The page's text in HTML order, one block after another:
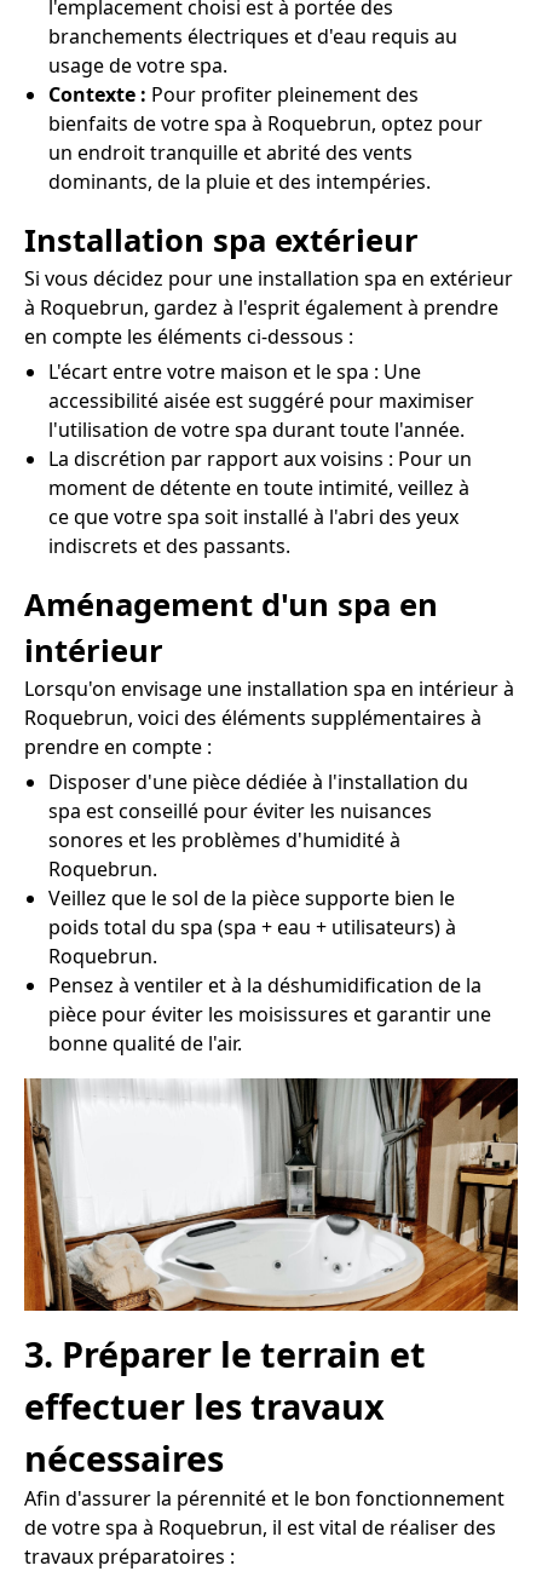
l'emplacement choisi est à portée des
branchements électriques et d'eau requis au
usage de votre spa.
Contexte : Pour profiter pleinement des
bienfaits de votre spa à Roquebrun, optez pour
un endroit tranquille et abrité des vents
dominants, de la pluie et des intempéries.
Installation spa extérieur
Si vous décidez pour une installation spa en extérieur
à Roquebrun, gardez à l'esprit également à prendre
en compte les éléments ci-dessous :
L'écart entre votre maison et le spa : Une
accessibilité aisée est suggéré pour maximiser
l'utilisation de votre spa durant toute l'année.
La discrétion par rapport aux voisins : Pour un
moment de détente en toute intimité, veillez à
ce que votre spa soit installé à l'abri des yeux
indiscrets et des passants.
Aménagement d'un spa en
intérieur
Lorsqu'on envisage une installation spa en intérieur à
Roquebrun, voici des éléments supplémentaires à
prendre en compte :
Disposer d'une pièce dédiée à l'installation du
spa est conseillé pour éviter les nuisances
sonores et les problèmes d'humidité à
Roquebrun.
Veillez que le sol de la pièce supporte bien le
poids total du spa (spa + eau + utilisateurs) à
Roquebrun.
Pensez à ventiler et à la déshumidification de la
pièce pour éviter les moisissures et garantir une
bonne qualité de l'air.
3. Préparer le terrain et
effectuer les travaux
nécessaires
Afin d'assurer la pérennité et le bon fonctionnement
de votre spa à Roquebrun, il est vital de réaliser des
travaux préparatoires :